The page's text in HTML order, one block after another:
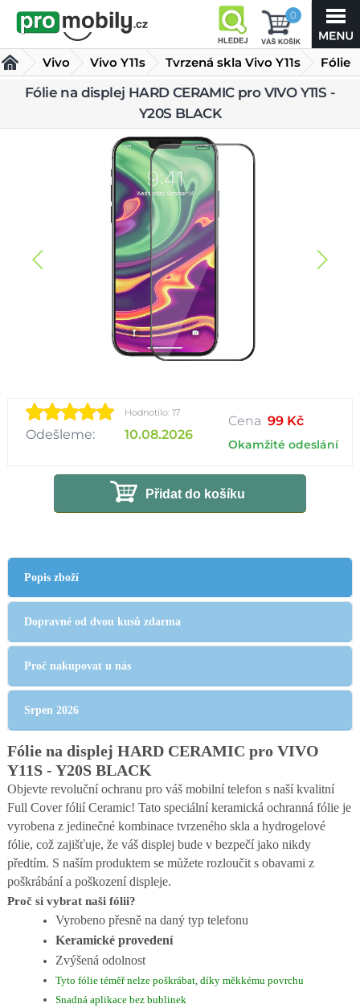
0
Vivo Vivo Y11s Tvrzená skla Vivo Y11s
Fólie
na
displej HARD CERAMIC pro VIVO Y11S - Y20S BLACK
Fólie na displej HARD CERAMIC pro VIVO Y11S -
Y20S BLACK
Hodnotilo: 17
Odešleme: 10.08.2026
Cena 99 Kč
Okamžité odeslání
Přidat do košíku
Popis zboží
Dopravné od dvou kusů zdarma
Proč nakupovat u nás
Srpen 2026
Fólie na displej HARD CERAMIC pro VIVO
Y11S - Y20S BLACK
Objevte revoluční ochranu pro váš mobilní telefon s naší kvalitní
Full Cover fólií Ceramic! Tato speciální keramická ochranná fólie je
vyrobena z jedinečné kombinace tvrzeného skla a hydrogelové
fólie, což zajišťuje, že váš displej bude v bezpečí jako nikdy
předtím. S naším produktem se můžete rozloučit s obavami z
poškrábání a poškození displeje.
Proč si vybrat naši fólii?
Vyrobeno přesně na daný typ telefonu
Keramické provedení
Zvýšená odolnost
Tyto fólie téměř nelze poškrábat, díky měkkému povrchu
Snadná aplikace bez bublinek